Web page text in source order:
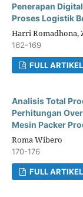
Penerapan
Proses Logistik
Harri Romadhona,
162-169
FULL
Analisis Total
Perhitungan
Mesin Packer
Roma Wibero
170-176
FULL